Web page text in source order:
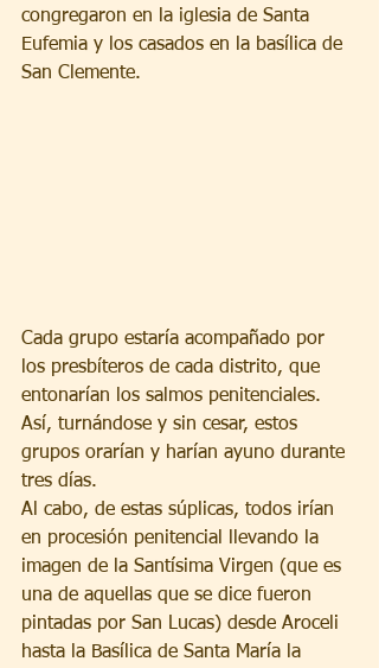
congregaron en la iglesia de Santa
Eufemia y los casados en la basílica de
San Clemente.
Cada grupo estaría acompañado por
los presbíteros de cada distrito, que
entonarían los salmos penitenciales.
Así, turnándose y sin cesar, estos
grupos orarían y harían ayuno durante
tres días.
Al cabo, de estas súplicas, todos irían
en procesión penitencial llevando la
imagen de la Santísima Virgen (que es
una de aquellas que se dice fueron
pintadas por San Lucas) desde Aroceli
hasta la Basílica de Santa María la